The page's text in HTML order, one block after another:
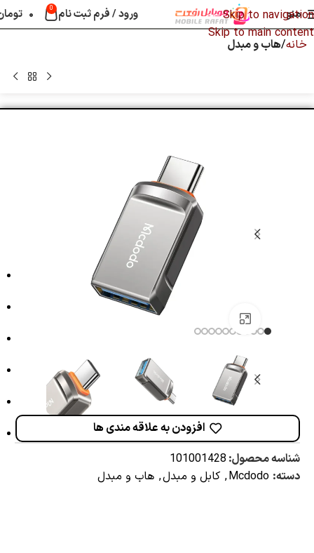
Skip to navigation
Skip to main content
منو ورود / فرم ثبت نام 0 ۰
خانه هاب و مبدل
برای بزرگنمایی کلیک کنید
افزودن به علاقه مندی ها
شناسه محصول:101001428
دسته: Mcdodo
, کابل و مبدل, هاب و مبدل